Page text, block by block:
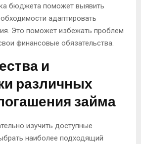
бюджета поможет выявить
адаптировать
Это поможет избежать проблем
финансовые обязательства.
и
различных
займа
изучить доступные
наиболее подходящий